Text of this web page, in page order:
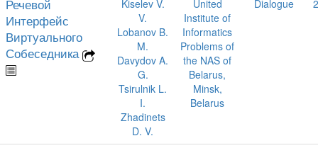
Речевой
Интерфейс
Виртуального
Собеседника
Kiselev V.
V.
Lobanov B.
M.
Davydov A.
G.
Tsirulnik L.
I.
Zhadinets
D. V.
United
Institute of
Informatics
Problems of
the NAS of
Belarus,
Minsk,
Belarus
Dialogue